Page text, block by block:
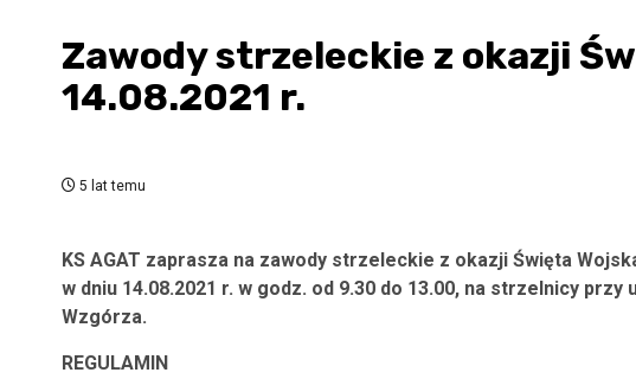
Zawody strzeleckie z okazji
14.08.2021 r.
5 lat temu
KS AGAT zaprasza na zawody strzeleckie z okazji Święta
w dniu 14.08.2021 r. w godz. od 9.30 do 13.00, na strzelnicy
Wzgórza.
REGULAMIN